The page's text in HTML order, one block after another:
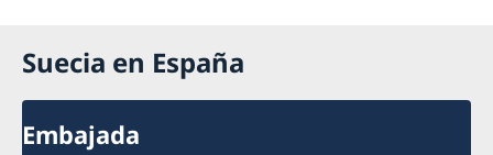
Suecia en España
Embajada